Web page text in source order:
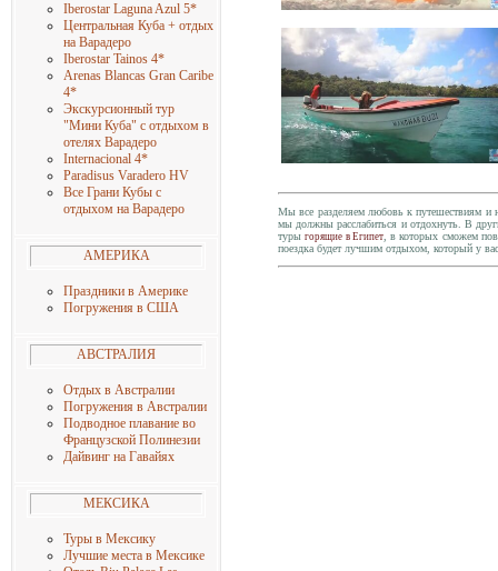
Iberostar Laguna Azul 5*
Центральная Куба + отдых
на Варадеро
Iberostar Tainos 4*
Arenas Blancas Gran Caribe
4*
Экскурсионный тур
"Мини Куба" с отдыхом в
отелях Варадеро
Internacional 4*
Paradisus Varadero HV
Все Грани Кубы с
отдыхом на Варадеро
АМЕРИКА
Праздники в Америке
Погружения в США
АВСТРАЛИЯ
Отдых в Австралии
Погружения в Австралии
Подводное плавание во
Французской Полинезии
Дайвинг на Гавайях
МЕКСИКА
Туры в Мексику
Лучшие места в Мексике
Мы все разделяем любовь к путешествиям и
мы должны расслабиться и отдохнуть. В
турыгорящие в Египет, в которых сможем
поездка будет лучшим отдыхом, который у